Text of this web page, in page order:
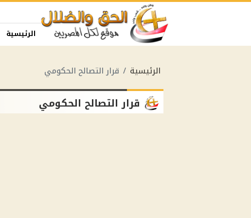
الرئيسية
الرئيسية قرار التصالح الحكومي
قرار التصالح الحكومي